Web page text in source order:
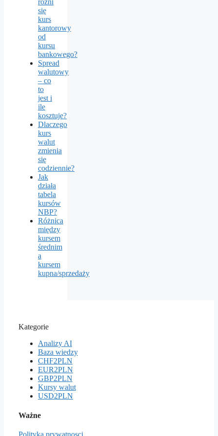
różni
się
kurs
kantorowy
od
kursu
bankowego?
Spread
walutowy
– co
to
jest i
ile
kosztuje?
Dlaczego
kurs
walut
zmienia
się
codziennie?
Jak
działa
tabela
kursów
NBP?
Różnica
między
kursem
średnim
a
kursem
kupna/sprzedaży
Kategorie
Analizy AI
Baza wiedzy
CHF2PLN
EUR2PLN
GBP2PLN
Kursy walut
USD2PLN
Ważne
Polityka prywatnosci